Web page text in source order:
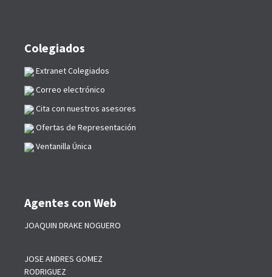
Colegiados
Extranet Colegiados
Correo electrónico
Cita con nuestros asesores
Ofertas de Representación
Ventanilla Única
Agentes con Web
JOAQUIN DRAKE NOGUERO
JOSE ANDRES GOMEZ
RODRIGUEZ